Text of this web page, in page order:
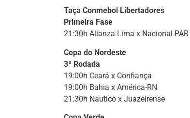
Taça Conmebol Libertadores
Primeira Fase
21:30h Alianza Lima x Nacional-PAR
Copa do Nordeste
3ª Rodada
19:00h Ceará x Confiança
19:00h Bahia x América-RN
21:30h Náutico x Juazeirense